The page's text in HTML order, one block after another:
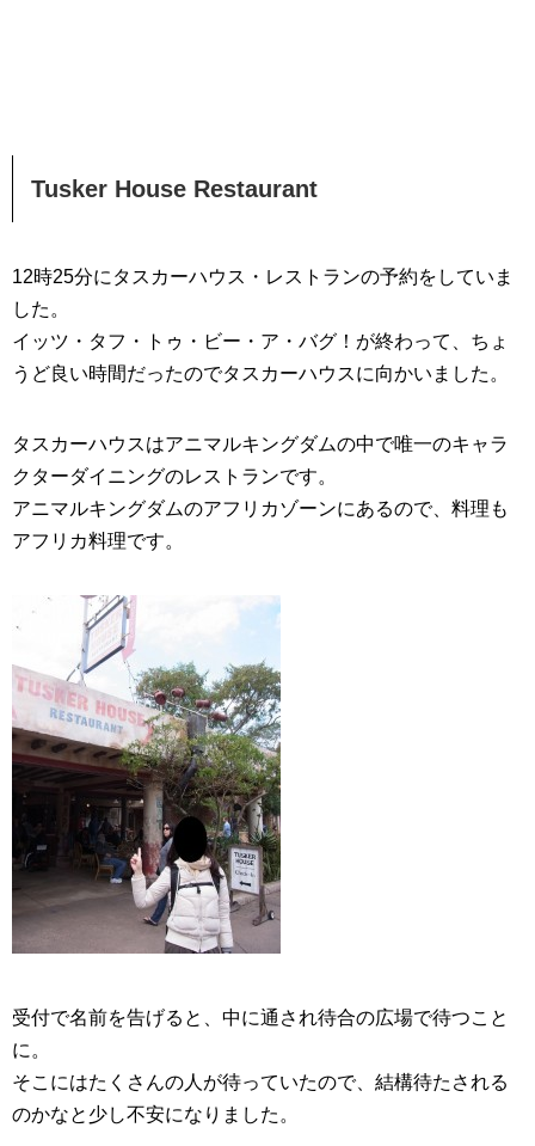
Tusker House Restaurant
12時25分にタスカーハウス・レストランの予約をしていま
した。
イッツ・タフ・トゥ・ビー・ア・バグ！が終わって、ちょ
うど良い時間だったのでタスカーハウスに向かいました。
タスカーハウスはアニマルキングダムの中で唯一のキャラ
クターダイニングのレストランです。
アニマルキングダムのアフリカゾーンにあるので、料理も
アフリカ料理です。
受付で名前を告げると、中に通され待合の広場で待つこと
に。
そこにはたくさんの人が待っていたので、結構待たされる
のかなと少し不安になりました。